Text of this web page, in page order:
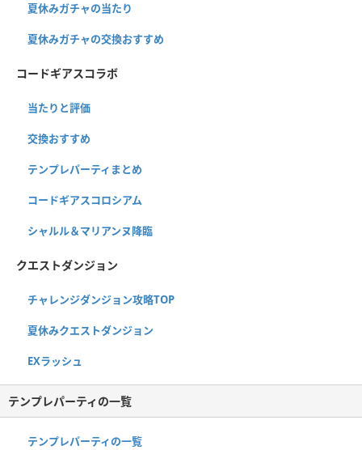
夏休みガチャの当たり
夏休みガチャの交換おすすめ
コードギアスコラボ
当たりと評価
交換おすすめ
テンプレパーティまとめ
コードギアスコロシアム
シャルル＆マリアンヌ降臨
クエストダンジョン
チャレンジダンジョン攻略TOP
夏休みクエストダンジョン
EXラッシュ
テンプレパーティの一覧
テンプレパーティの一覧